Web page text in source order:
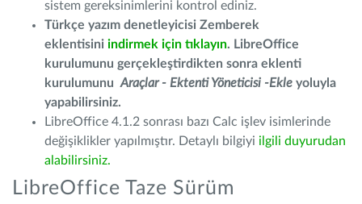
sistem gereksinimlerini kontrol ediniz.
Türkçe yazım denetleyicisi Zemberek
eklentisini indirmek için tıklayın. LibreOffice
kurulumunu gerçekleştirdikten sonra eklenti
kurulumunu Araçlar - Ektenti Yöneticisi -Ekle yoluyla
yapabilirsiniz.
LibreOffice 4.1.2 sonrası bazı Calc işlev isimlerinde
değişiklikler yapılmıştır. Detaylı bilgiyi ilgili duyurudan
alabilirsiniz.
LibreOffice Taze Sürüm